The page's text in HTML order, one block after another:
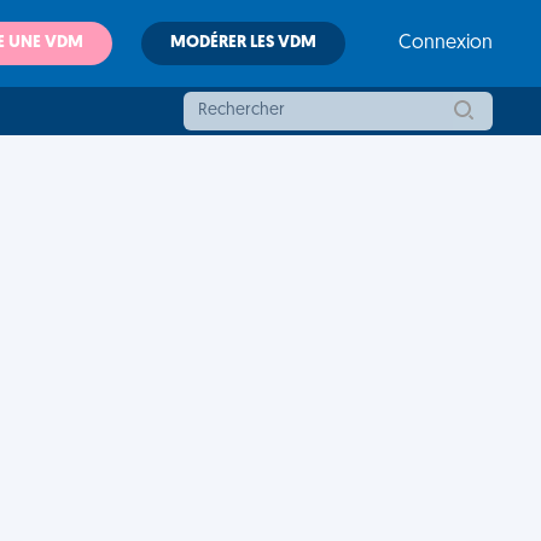
UNE VDM MODÉRER LES VDM Connexion